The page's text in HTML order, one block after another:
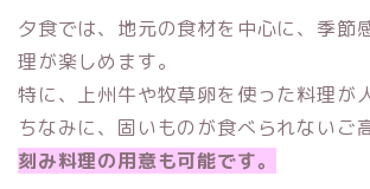
夕食では、地元の食材を中心に、季節
理が楽しめます。
特に、上州牛や牧草卵を使った料理が
ちなみに、固いものが食べられないご
刻み料理の用意も可能です。